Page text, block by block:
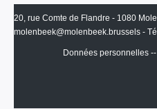
20, rue Comte de Flandre - 1080
molenbeek@molenbeek.brussels -
Données personnelles --